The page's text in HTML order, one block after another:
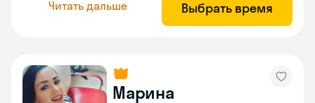
Читать дальше Выбрать время
Марина